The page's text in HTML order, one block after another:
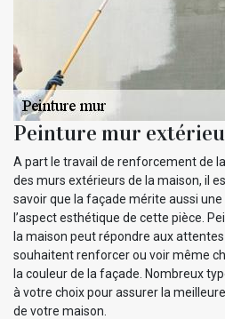
Peinture mur
A part le travail de renforcement de
des murs extérieurs de la maison, il
savoir que la façade mérite aussi
l’aspect esthétique de cette pièce.
la maison peut répondre aux
souhaitent renforcer ou voir même
la couleur de la façade. Nombreux
à votre choix pour assurer la
de votre maison.